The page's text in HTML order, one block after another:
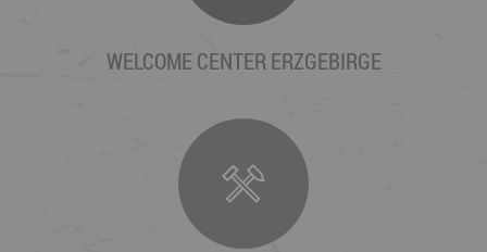
WELCOME CENTER ERZGEBIRGE